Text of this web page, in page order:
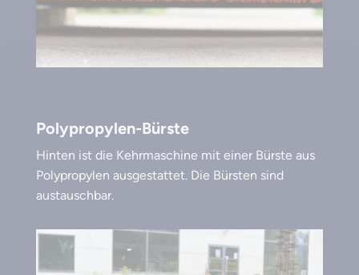
Polypropylen-Bürste
Hinten ist die Kehrmaschine mit einer Bürste aus
Polypropylen ausgestattet. Die Bürsten sind
austauschbar.